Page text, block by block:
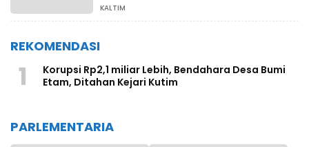
KALTIM
REKOMENDASI
1
Korupsi Rp2,1 miliar Lebih, Bendahara Desa Bumi
Etam, Ditahan Kejari Kutim
PARLEMENTARIA